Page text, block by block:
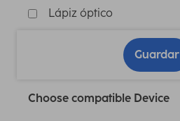
Lápiz óptico
Guardar
Choose compatible Device